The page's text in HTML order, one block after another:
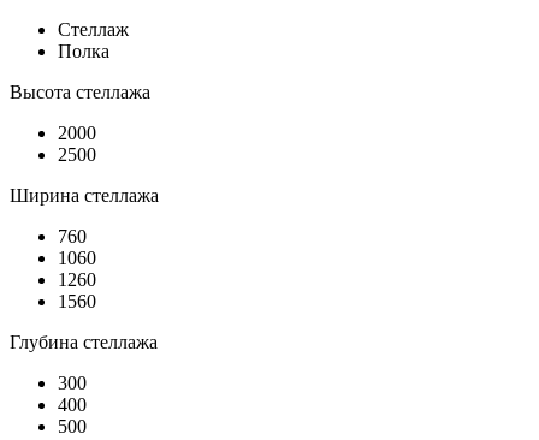
Стеллаж
Полка
Высота стеллажа
2000
2500
Ширина стеллажа
760
1060
1260
1560
Глубина стеллажа
300
400
500